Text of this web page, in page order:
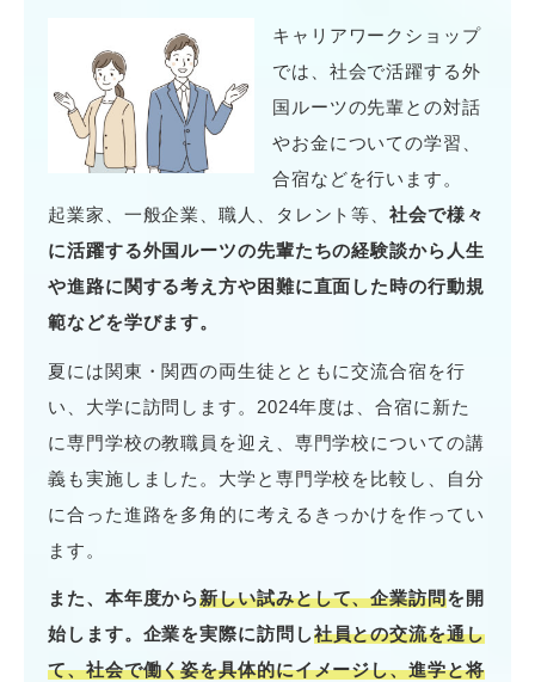
キャリアワークショップ
では、社会で活躍する外
国ルーツの先輩との対話
やお金についての学習、
合宿などを行います。
起業家、一般企業、職人、タレント等、社会で様々
に活躍する外国ルーツの先輩たちの経験談から人生
や進路に関する考え方や困難に直面した時の行動規
範などを学びます。
夏には関東・関西の両生徒とともに交流合宿を行
い、大学に訪問します。2024年度は、合宿に新た
に専門学校の教職員を迎え、専門学校についての講
義も実施しました。大学と専門学校を比較し、自分
に合った進路を多角的に考えるきっかけを作ってい
ます。
また、本年度から新しい試みとして、企業訪問を開
始します。企業を実際に訪問し社員との交流を通し
て、社会で働く姿を具体的にイメージし、進学と将